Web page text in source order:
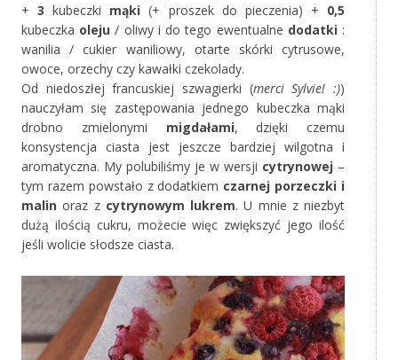
+3 kubeczki mąki (+ proszek do pieczenia) + 0,5
kubeczka oleju / oliwy i do tego ewentualne dodatki:
wanilia / cukier waniliowy, otarte skórki cytrusowe,
owoce, orzechy czy kawałki czekolady.
Od niedoszłej francuskiej szwagierki (merci Sylvie! :))
nauczyłam się zastępowania jednego kubeczka mąki
drobno zmielonymi migdałami, dzięki czemu
konsystencja ciasta jest jeszcze bardziej wilgotna i
aromatyczna. My polubiliśmy je w wersji cytrynowej –
tym razem powstało z dodatkiem czarnej porzeczki i
malin oraz z cytrynowym lukrem. U mnie z niezbyt
dużą ilością cukru, możecie więc zwiększyć jego ilość
jeśli wolicie słodsze ciasta.